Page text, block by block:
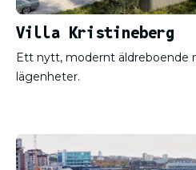
Villa Kristineberg
Ett nytt, modernt äldreboende
lägenheter.